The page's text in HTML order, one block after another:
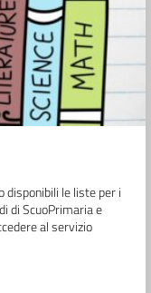
disponibili le liste per i
di ScuoPrimaria e
al servizio